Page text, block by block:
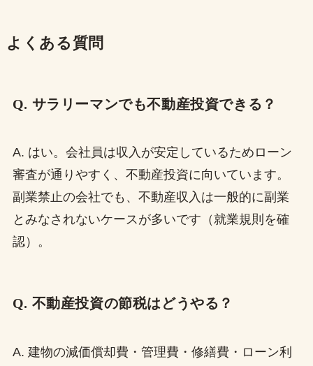
よくある質問
Q. サラリーマンでも不動産投資できる？
A. はい。会社員は収入が安定しているためローン
審査が通りやすく、不動産投資に向いています。
副業禁止の会社でも、不動産収入は一般的に副業
とみなされないケースが多いです（就業規則を確
認）。
Q. 不動産投資の節税はどうやる？
A. 建物の減価償却費・管理費・修繕費・ローン利